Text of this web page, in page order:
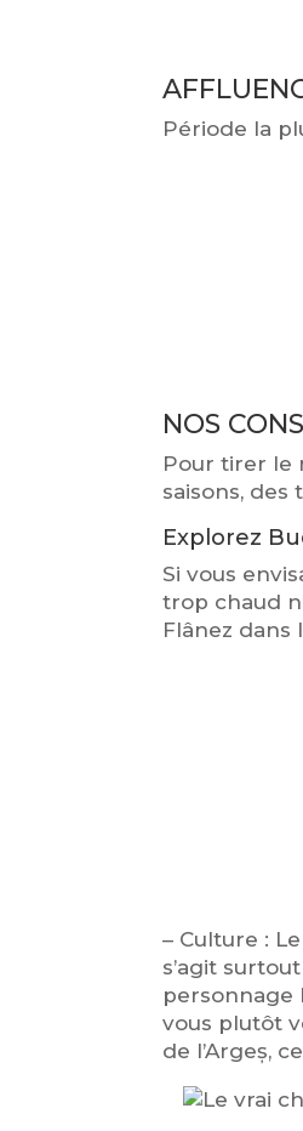
Période la
NOS
Pour tirer le
saisons, des
Explorez
Si vous
trop chaud
Flânez dans
– Culture :
s’agit
personnage
vous plutôt
de l’Argeș,